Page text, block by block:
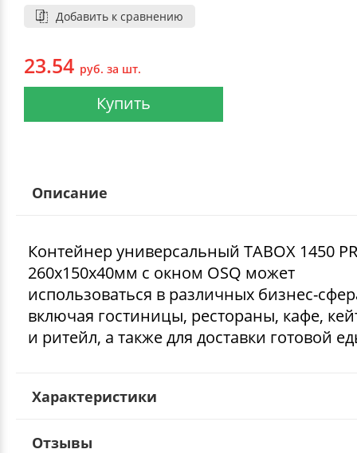
Добавить к сравнению
23.54 руб. за шт.
Купить
Описание
Контейнер универсальный TABOX 1450
260х150х40мм с окном OSQ может
использоваться в различных бизнес-
включая гостиницы, рестораны, кафе,
и ритейл, а также для доставки готовой
Характеристики
Отзывы